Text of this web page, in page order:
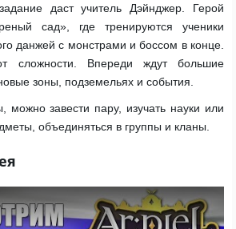
даст учитель Дэйнджер. Герой
сад», где тренируются ученики
данжей с монстрами и боссом в конце.
сложности. Впереди ждут большие
зоны, подземельях и события.
можно завести пару, изучать науки или
объединяться в группы и кланы.